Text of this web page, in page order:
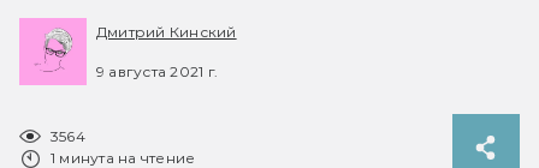
Дмитрий Кинский
9 августа 2021 г.
3564
1 минута на чтение